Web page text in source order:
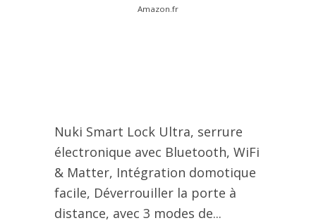
Amazon.fr
Nuki Smart Lock Ultra, serrure
électronique avec Bluetooth, WiFi
& Matter, Intégration domotique
facile, Déverrouiller la porte à
distance, avec 3 modes de...